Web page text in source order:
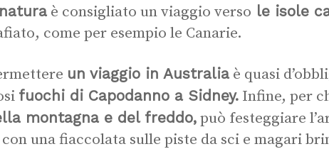
è consigliato un viaggio verso le isole
come per esempio le Canarie.
un viaggio in Australia è quasi
fuochi di Capodanno a Sidney. Infine, per
montagna e del freddo, può festeggiare
con una fiaccolata sulle piste da sci e magari